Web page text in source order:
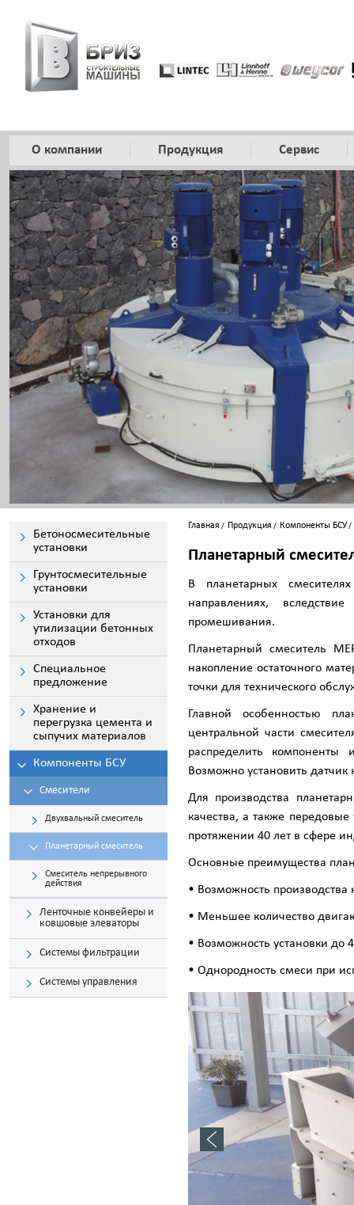
О компании Продукция Сервис
Бетоносмесительные
установки
Грунтосмесительные
установки
Установки для
утилизации бетонных
отходов
Специальное
предложение
Хранение и
перегрузка цемента и
сыпучих материалов
Компоненты БСУ
Смесители
Двухвальный смеситель
Планетарный смеситель
Смеситель непрерывного
действия
Ленточные конвейеры и
ковшовые элеваторы
Системы фильтрации
Системы управления
Главная Продукция Компоненты БСУ
Планетарный
В планетарных
направлениях,
промешивания.
Планетарный смеситель
накопление остаточного
точки для технического
Главной особенностью
центральной части
распределить
Возможно установить датчик
Для производства
качества, а также
протяжении 40 лет в сфере
Основные преимущества
• Возможность производства
• Меньшее количество
• Возможность установки до
• Однородность смеси при